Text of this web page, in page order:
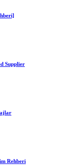
Supplier
Rehberi